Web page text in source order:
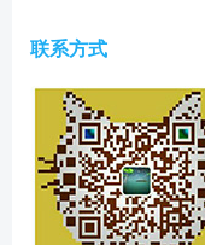
联系方式